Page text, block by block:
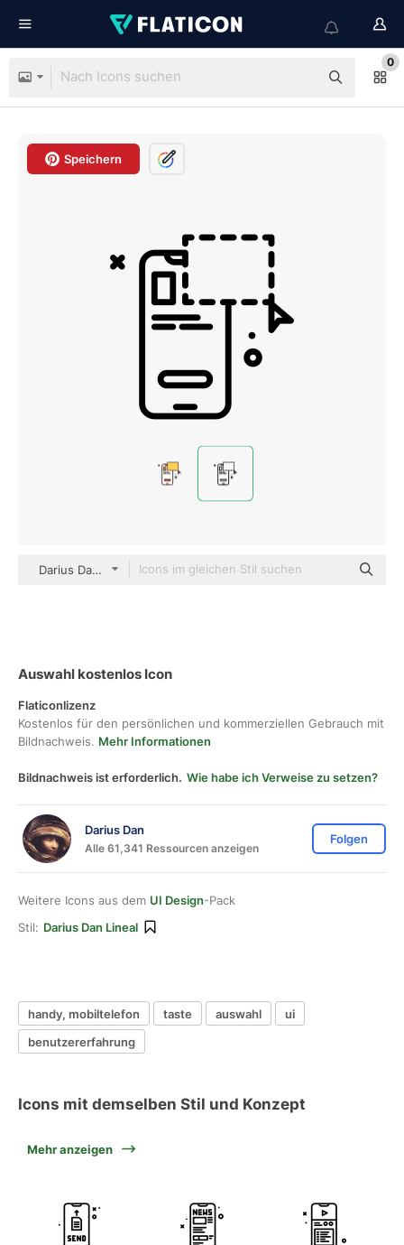
0
Speichern
Darius Dan Lineal
Auswahl kostenlos Icon
Flaticonlizenz
Kostenlos für den persönlichen und kommerziellen Gebrauch mit
Bildnachweis. Mehr Informationen
Bildnachweis ist erforderlich. Wie habe ich Verweise zu setzen?
Darius Dan
Alle 61,341 Ressourcen anzeigen
Folgen
Weitere Icons aus dem UI Design-Pack
Stil: Darius Dan Lineal
handy, mobiltelefon taste auswahl
ui
benutzererfahrung
Icons mit demselben Stil und Konzept
Mehr anzeigen